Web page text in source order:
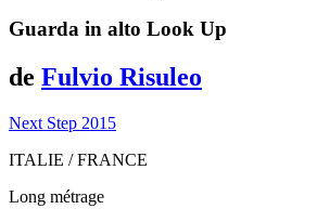
Guarda in alto Look Up
de Fulvio Risuleo
Next Step 2015
ITALIE / FRANCE
Long métrage